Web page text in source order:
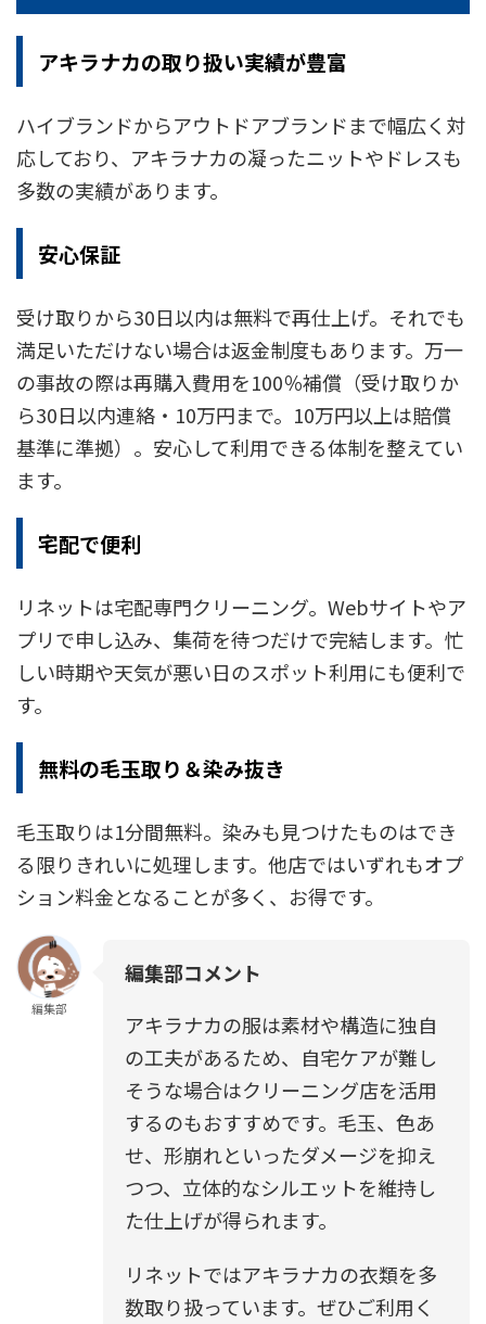
アキラナカの取り扱い実績が豊富
ハイブランドからアウトドアブランドまで幅広く対
応しており、アキラナカの凝ったニットやドレスも
多数の実績があります。
安心保証
受け取りから30日以内は無料で再仕上げ。それでも
満足いただけない場合は返金制度もあります。万一
の事故の際は再購入費用を100％補償（受け取りか
ら30日以内連絡・10万円まで。10万円以上は賠償
基準に準拠）。安心して利用できる体制を整えてい
ます。
宅配で便利
リネットは宅配専門クリーニング。Webサイトやア
プリで申し込み、集荷を待つだけで完結します。忙
しい時期や天気が悪い日のスポット利用にも便利で
す。
無料の毛玉取り＆染み抜き
毛玉取りは1分間無料。染みも見つけたものはでき
る限りきれいに処理します。他店ではいずれもオプ
ション料金となることが多く、お得です。
編集部
編集部コメント
アキラナカの服は素材や構造に独自
の工夫があるため、自宅ケアが難し
そうな場合はクリーニング店を活用
するのもおすすめです。毛玉、色あ
せ、形崩れといったダメージを抑え
つつ、立体的なシルエットを維持し
た仕上げが得られます。
リネットではアキラナカの衣類を多
数取り扱っています。ぜひご利用く